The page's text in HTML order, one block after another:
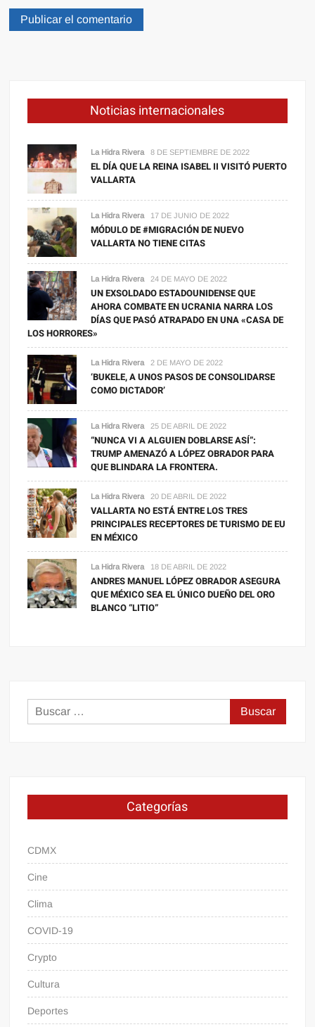
Noticias internacionales
La Hidra Rivera 8 DE SEPTIEMBRE DE 2022
EL DÍA QUE LA REINA ISABEL II VISITÓ PUERTO
VALLARTA
La Hidra Rivera 17 DE JUNIO DE 2022
MÓDULO DE #MIGRACIÓN DE NUEVO
VALLARTA NO TIENE CITAS
La Hidra Rivera 24 DE MAYO DE 2022
UN EXSOLDADO ESTADOUNIDENSE QUE
AHORA COMBATE EN UCRANIA NARRA LOS
DÍAS QUE PASÓ ATRAPADO EN UNA «CASA DE
LOS HORRORES»
La Hidra Rivera 2 DE MAYO DE 2022
‘BUKELE, A UNOS PASOS DE CONSOLIDARSE
COMO DICTADOR’
La Hidra Rivera 25 DE ABRIL DE 2022
“NUNCA VI A ALGUIEN DOBLARSE ASÍ”:
TRUMP AMENAZÓ A LÓPEZ OBRADOR PARA
QUE BLINDARA LA FRONTERA.
La Hidra Rivera 20 DE ABRIL DE 2022
VALLARTA NO ESTÁ ENTRE LOS TRES
PRINCIPALES RECEPTORES DE TURISMO DE EU
EN MÉXICO
La Hidra Rivera 18 DE ABRIL DE 2022
ANDRES MANUEL LÓPEZ OBRADOR ASEGURA
QUE MÉXICO SEA EL ÚNICO DUEÑO DEL ORO
BLANCO “LITIO”
Buscar:
Categorías
CDMX
Cine
Clima
COVID-19
Crypto
Cultura
Deportes